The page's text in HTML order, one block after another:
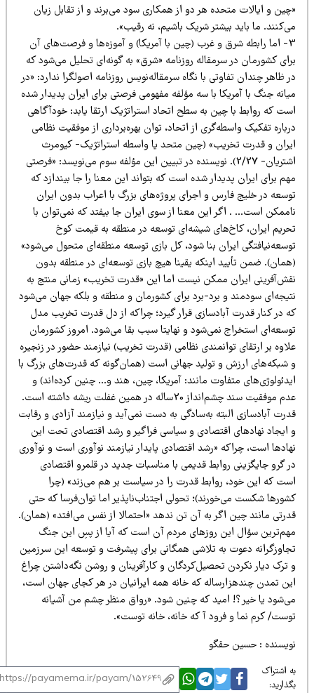
و ایالات متحده هر دو از همکاری سود می‌برند و از تقابل زیان
ما باید بیشتر شریک باشیم، نه رقیب».
3- اما رابطه شرق و غرب (چین با آمریکا) و آموزه‌ها و فرصت‌های آن
کشورمان در سرمقاله روزنامه «شرق» به گونه‌ای تحلیل می‌شود که
ظاهر چندان تفاوتی با نگاه سرمقاله‌نویس روزنامه اصولگرا ندارد: «در
جنگ با آمریکا با سه مؤلفه مفهومی فرصتی برای ایران پدیدار شده
که روابط با چین به سطح اتحاد استراتژیک ارتقا یابد: خودآگاهی
تفکیک واسطه‌گری از اتحاد، توان بهره‌برداری از موفقیت نظامی
و قدرت تخریب» (چین متحد یا واسطه استراتژیک- کیومرث
اشتریان- 2/27). نویسنده در تبیین این مؤلفه سوم می‌نویسد: «فرصتی
برای ایران پدیدار شده است که بتواند این معنا را جا بیندازد که
در خلیج فارس و اجرای پروژه‌های بزرگ با اعراب بدون ایران
است… . اگر این معنا از سوی ایران جا بیفتد که نمی‌توان با
ایران، کاخ‌های شیشه‌ای توسعه در منطقه به قیمت کوخ
ایران بنا شود، کل بازی توسعه منطقه‌ای متحول می‌شود»
ضمن تأیید اینکه یقینا هیچ بازی توسعه‌ای در منطقه بدون
ایران ممکن نیست اما این «قدرت تخریب» زمانی منتج به
سودمند و برد-برد برای کشورمان و منطقه و بلکه جهان می‌شود
در کنار قدرت آبادسازی قرار گیرد؛ چرا‌که از دل قدرت تخریب مدل
استخراج نمی‌شود و نهایتا سبب بقا می‌شود. امروز کشورمان
بر ارتقای توانمندی نظامی (قدرت تخریب) نیازمند حضور در زنجیره
شبکه‌های ارزش و تولید جهانی است (همان‌گونه که قدرت‌های بزرگ با
متفاوت مانند: آمریکا، چین، هند و… چنین کرده‌اند) و
عدم موفقیت سند چشم‌انداز 20‌ساله در همین غفلت ریشه داشته است.
آبادسازی البته به‌سادگی به دست نمی‌آید و نیازمند آزادی و رقابت
ایجاد نهادهای اقتصادی و سیاسی فراگیر و رشد اقتصادی تحت این
است، چراکه «رشد اقتصادی پایدار نیازمند نوآوری است و نوآوری
گرو جایگزینی روابط قدیمی با مناسبات جدید در قلمرو اقتصادی
که این خود، روابط قدرت را در سیاست بر هم می‌زند» (چرا
شکست می‌خورند)؛ تحولی اجتناب‌ناپذیر اما توان‌فرسا که حتی
مانند چین اگر به آن تن ندهد «احتمالا از نفس می‌افتد» (همان).
سؤال این روزهای مردم آن است که آیا از پسِ این جنگ
دعوت به تلاشی همگانی برای پیشرفت و توسعه این سرزمین
ترک دیار نکردن تحصیل‌کردگان و کارآفرینان و روشن نگه‌داشتن چراغ
تمدن چندهزار‌ساله که خانه همه ایرانیان در هر کجای جهان است،
یا خیر؟! امید که چنین شود. «رواق منظر چشم من آشیانه
کرم نما و فرود آ که خانه، خانه توست».
: حسین حقگو
اشتراک